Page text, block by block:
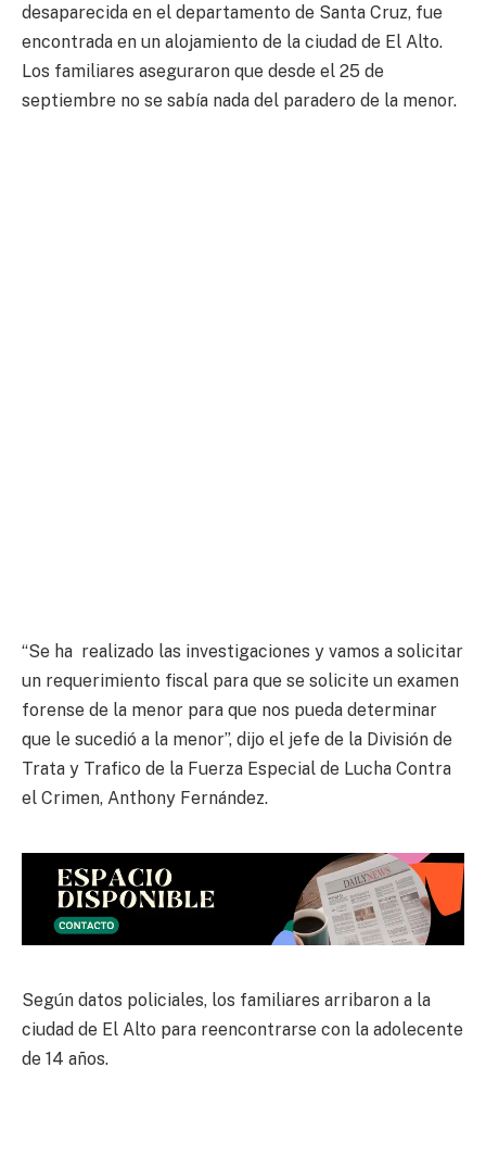
desaparecida en el departamento de Santa Cruz, fue
encontrada en un alojamiento de la ciudad de El Alto.
Los familiares aseguraron que desde el 25 de
septiembre no se sabía nada del paradero de la menor.
“Se ha realizado las investigaciones y vamos a solicitar
un requerimiento fiscal para que se solicite un examen
forense de la menor para que nos pueda determinar
que le sucedió a la menor”, dijo el jefe de la División de
Trata y Trafico de la Fuerza Especial de Lucha Contra
el Crimen, Anthony Fernández.
Según datos policiales, los familiares arribaron a la
ciudad de El Alto para reencontrarse con la adolecente
de 14 años.